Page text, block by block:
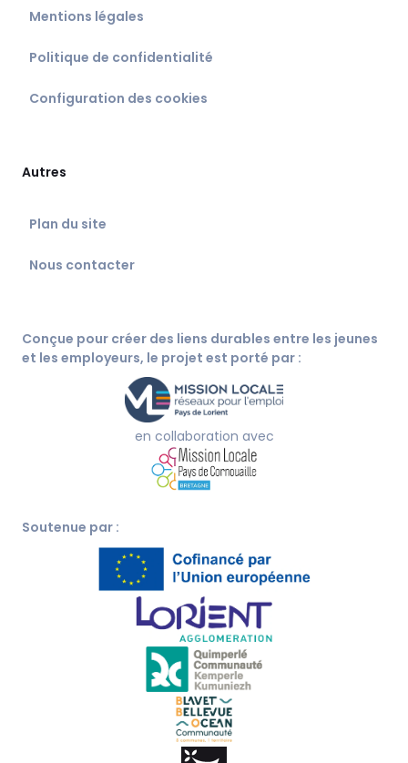
Mentions légales
Politique de confidentialité
Configuration des cookies
Autres
Plan du site
Nous contacter
Conçue pour créer des liens durables entre les jeunes
et les employeurs, le projet est porté par :
en collaboration avec
Soutenue par :